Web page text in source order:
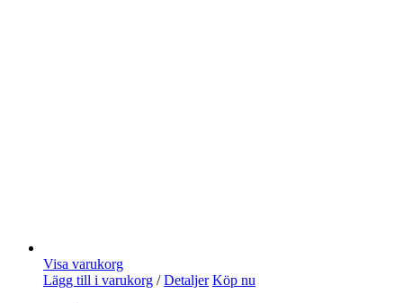
Visa varukorg
Lägg till i varukorg / Detaljer Köp nu